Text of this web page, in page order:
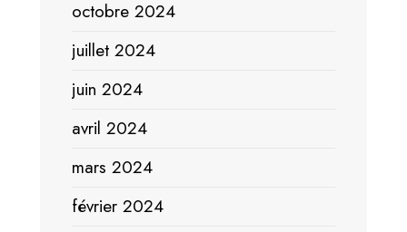
octobre 2024
juillet 2024
juin 2024
avril 2024
mars 2024
février 2024